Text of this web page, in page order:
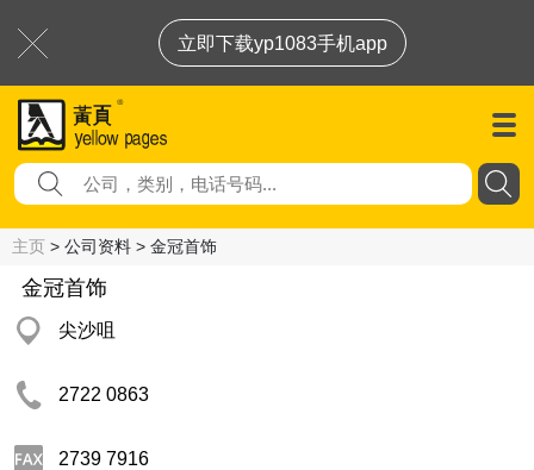
立即下载yp1083手机app
主页 > 公司资料 > 金冠首饰
金冠首饰
尖沙咀
2722 0863
2739 7916